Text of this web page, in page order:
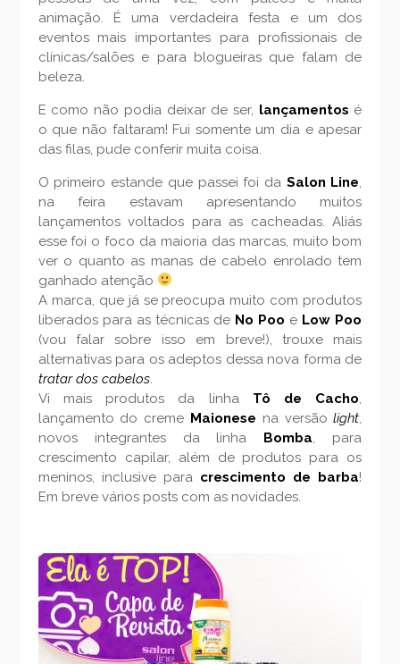
animação. É uma verdadeira festa e um dos
eventos mais importantes para profissionais de
clínicas/salões e para blogueiras que falam de
beleza.
E como não podia deixar de ser, lançamentos é
o que não faltaram! Fui somente um dia e apesar
das filas, pude conferir muita coisa.
O primeiro estande que passei foi da Salon Line,
na feira estavam apresentando muitos
lançamentos voltados para as cacheadas. Aliás
esse foi o foco da maioria das marcas, muito bom
ver o quanto as manas de cabelo enrolado tem
ganhado atenção
A marca, que já se preocupa muito com produtos
liberados para as técnicas de No Poo e Low Poo
(vou falar sobre isso em breve!), trouxe mais
alternativas para os adeptos dessa nova forma de
tratar dos cabelos.
Vi mais produtos da linha Tô de Cacho,
lançamento do creme Maionese na versãolight,
novos integrantes da linha Bomba, para
crescimento capilar, além de produtos para os
meninos, inclusive paracrescimento de barba!
Em breve vários posts com as novidades.